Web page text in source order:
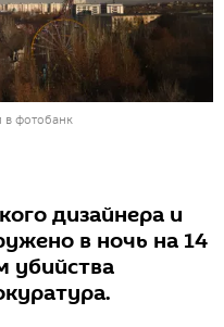
в фотобанк
дизайнера и
в ночь на 14
убийства